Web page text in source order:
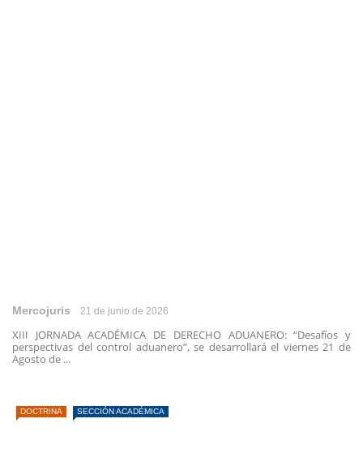
Mercojuris 21 de junio de 2026
XIII JORNADA ACADÉMICA DE DERECHO ADUANERO: “Desafíos y
perspectivas del control aduanero”, se desarrollará el viernes 21 de
Agosto de ...
DOCTRINA SECCIÓN ACADÉMICA